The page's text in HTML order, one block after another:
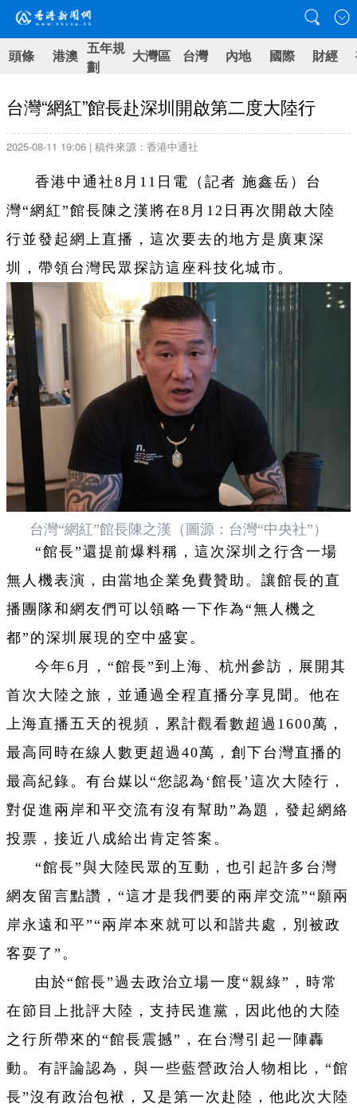
頭條 港澳 五年規
劃
大灣區 台灣 內地 國際 財經
台灣“網紅”館長赴深圳開啟第二度大陸行
2025-08-11 19:06 | 稿件來源：香港中通社
香港中通社8月11日電（ 記者 施鑫岳） 台
灣“網紅”館長陳之漢將在8月12日再次開啟大陸
行並發起網上直播，這次要去的地方是廣東深
圳，帶領台灣民眾探訪這座科技化城市。
台灣“網紅”館長陳之漢（圖源：台灣“中央社”）
“館長”還提前爆料稱，這次深圳之行含一場
無人機表演，由當地企業免費贊助。讓館長的直
播團隊和網友們可以領略一下作為“無人機之
都”的深圳展現的空中盛宴。
今年6月，“館長”到上海、杭州參訪，展開其
首次大陸之旅，並通過全程直播分享見聞。他在
上海直播五天的視頻，累計觀看數超過1600萬，
最高同時在線人數更超過40萬，創下台灣直播的
最高紀錄。有台媒以“您認為‘館長’這次大陸行，
對促進兩岸和平交流有沒有幫助”為題，發起網絡
投票，接近八成給出肯定答案。
“館長”與大陸民眾的互動，也引起許多台灣
網友留言點讚，“這才是我們要的兩岸交流”“願兩
岸永遠和平”“兩岸本來就可以和諧共處，別被政
客耍了”。
由於“館長”過去政治立場一度“親綠”，時常
在節目上批評大陸，支持民進黨，因此他的大陸
之行所帶來的“館長震撼”，在台灣引起一陣轟
動。有評論認為，與一些藍營政治人物相比，“館
長”沒有政治包袱，又是第一次赴陸，他此次大陸